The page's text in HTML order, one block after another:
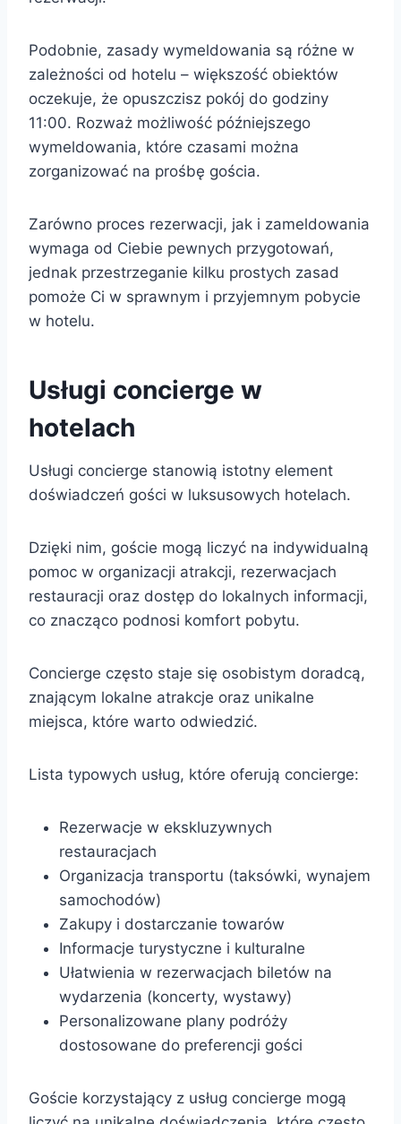
Podobnie, zasady wymeldowania są różne w
zależności od hotelu – większość obiektów
oczekuje, że opuszczisz pokój do godziny
11:00. Rozważ możliwość późniejszego
wymeldowania, które czasami można
zorganizować na prośbę gościa.
Zarówno proces rezerwacji, jak i zameldowania
wymaga od Ciebie pewnych przygotowań,
jednak przestrzeganie kilku prostych zasad
pomoże Ci w sprawnym i przyjemnym pobycie
w hotelu.
Usługi concierge w
hotelach
Usługi concierge stanowią istotny element
doświadczeń gości w luksusowych hotelach.
Dzięki nim, goście mogą liczyć na indywidualną
pomoc w organizacji atrakcji, rezerwacjach
restauracji oraz dostęp do lokalnych informacji,
co znacząco podnosi komfort pobytu.
Concierge często staje się osobistym doradcą,
znającym lokalne atrakcje oraz unikalne
miejsca, które warto odwiedzić.
Lista typowych usług, które oferują concierge:
Rezerwacje w ekskluzywnych
restauracjach
Organizacja transportu (taksówki, wynajem
samochodów)
Zakupy i dostarczanie towarów
Informacje turystyczne i kulturalne
Ułatwienia w rezerwacjach biletów na
wydarzenia (koncerty, wystawy)
Personalizowane plany podróży
dostosowane do preferencji gości
Goście korzystający z usług concierge mogą